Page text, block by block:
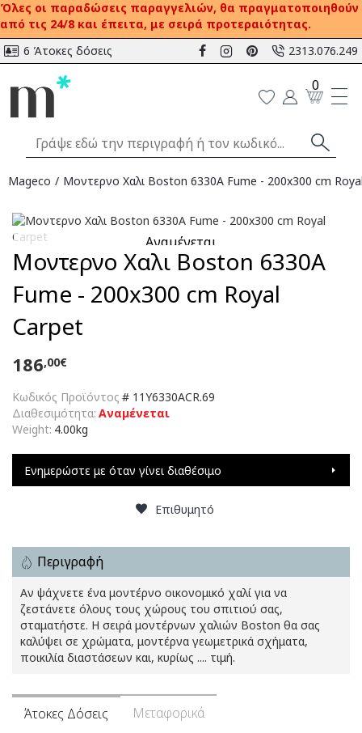
Όλες οι παραδώσεις παραγγελιών, θα πραγματοποιηθούν
από τις 24/8 και έπειτα, με σειρά προτεραιότητας.
6 Άτοκες δόσεις
2313.076.249
0
Mageco Μοντερνο Χαλι Boston 6330A Fume - 200x300 cm
Αναμένεται
Μοντερνο Χαλι Boston 6330A
Fume - 200x300 cm Royal
Carpet
Κωδικός Προϊόντος # 11Y6330ACR.69
Διαθεσιμότητα: Αναμένεται
Weight: 4.00kg
186,00€
Ενημερώστε με όταν γίνει διαθέσιμο
Επιθυμητό
Περιγραφή
Αν ψάχνετε ένα μοντέρνο οικονομικό χαλί για να
ζεστάνετε όλους τους χώρους του σπιτιού σας,
σταματήστε. Η σειρά μοντέρνων χαλιών Boston θα σας
καλύψει σε χρώματα, μοντέρνα γεωμετρικά σχήματα,
ποικιλία διαστάσεων και, κυρίως .... τιμή.
Άτοκες Δόσεις Μεταφορικά